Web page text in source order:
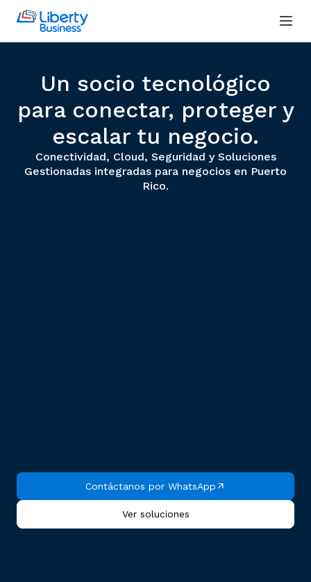
Un socio tecnológico
para conectar, proteger y
escalar tu negocio.
Conectividad, Cloud, Seguridad y Soluciones
Gestionadas integradas para negocios en Puerto
Rico.
Contáctanos por WhatsApp
Ver soluciones